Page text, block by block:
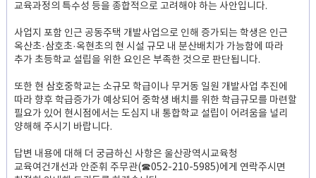
교육과정의 특수성 등을 종합적으로 고려해야 하는 사안입니다.
사업지 포함 인근 공동주택 개발사업으로 인해 증가되는 학생은 인근
옥산초·삼호초·옥현초의 현 시설 규모 내 분산배치가 가능함에 따라
추가 초등학교 설립을 위한 요인은 부족한 것으로 판단됩니다.
또한 현 삼호중학교는 소규모 학급이나 무거동 일원 개발사업 추진에
따라 향후 학급증가가 예상되어 중학생 배치를 위한 학급규모를 마련할
필요가 있어 현시점에서는 도심지 내 통합학교 설립이 어려움을 널리
양해해 주시기 바랍니다.
답변 내용에 대해 더 궁금하신 사항은 울산광역시교육청
교육여건개선과 안준휘 주무관(☎052-210-5985)에게 연락주시면